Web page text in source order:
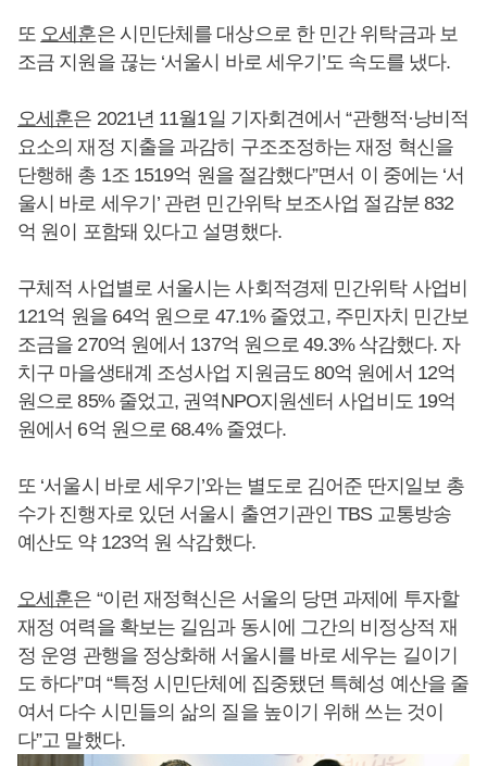
또 오세훈은 시민단체를 대상으로 한 민간 위탁금과 보
조금 지원을 끊는 ‘서울시 바로 세우기’도 속도를 냈다.
오세훈은 2021년 11월1일 기자회견에서 “관행적·낭비적
요소의 재정 지출을 과감히 구조조정하는 재정 혁신을
단행해 총 1조 1519억 원을 절감했다”면서 이 중에는 ‘서
울시 바로 세우기’ 관련 민간위탁 보조사업 절감분 832
억 원이 포함돼 있다고 설명했다.
구체적 사업별로 서울시는 사회적경제 민간위탁 사업비
121억 원을 64억 원으로 47.1% 줄였고, 주민자치 민간보
조금을 270억 원에서 137억 원으로 49.3% 삭감했다. 자
치구 마을생태계 조성사업 지원금도 80억 원에서 12억
원으로 85% 줄었고, 권역NPO지원센터 사업비도 19억
원에서 6억 원으로 68.4% 줄였다.
또 ‘서울시 바로 세우기’와는 별도로 김어준 딴지일보 총
수가 진행자로 있던 서울시 출연기관인 TBS 교통방송
예산도 약 123억 원 삭감했다.
오세훈은 “이런 재정혁신은 서울의 당면 과제에 투자할
재정 여력을 확보는 길임과 동시에 그간의 비정상적 재
정 운영 관행을 정상화해 서울시를 바로 세우는 길이기
도 하다”며 “특정 시민단체에 집중됐던 특혜성 예산을 줄
여서 다수 시민들의 삶의 질을 높이기 위해 쓰는 것이
다”고 말했다.